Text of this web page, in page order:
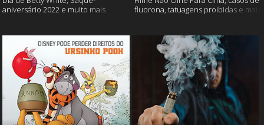
aniversário 2022 e muito mais
fluorona, tatuagens proibidas e mais